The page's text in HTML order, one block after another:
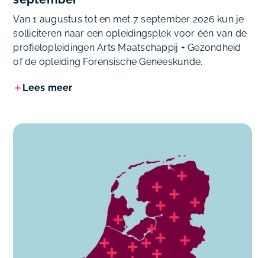
Van 1 augustus tot en met 7 september 2026 kun je
solliciteren naar een opleidingsplek voor één van de
profielopleidingen Arts Maatschappij + Gezondheid
of de opleiding Forensische Geneeskunde.
Lees meer